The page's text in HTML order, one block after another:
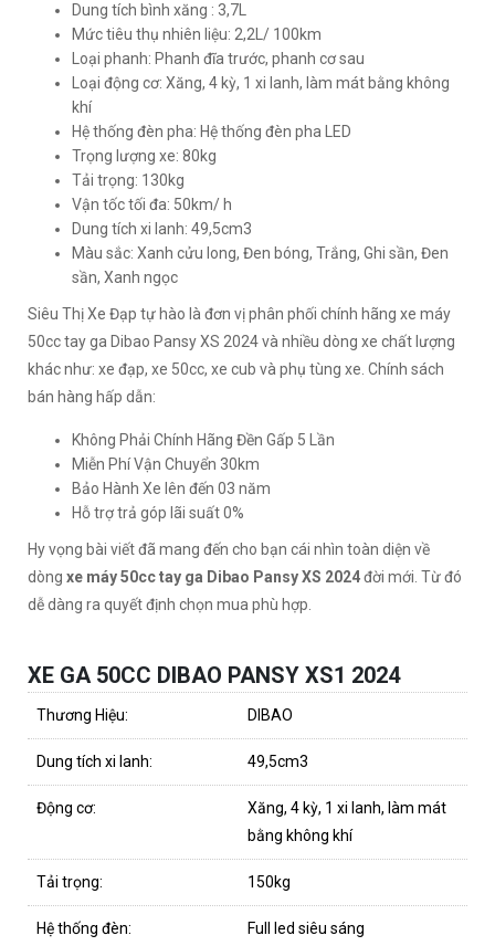
Dung tích bình xăng : 3,7L
Mức tiêu thụ nhiên liệu: 2,2L/ 100km
Loại phanh: Phanh đĩa trước, phanh cơ sau
Loại động cơ: Xăng, 4 kỳ, 1 xi lanh, làm mát bằng không
khí
Hệ thống đèn pha: Hệ thống đèn pha LED
Trọng lượng xe: 80kg
Tải trọng: 130kg
Vận tốc tối đa: 50km/ h
Dung tích xi lanh: 49,5cm3
Màu sắc: Xanh cửu long, Đen bóng, Trắng, Ghi sần, Đen
sần, Xanh ngọc
Siêu Thị Xe Đạp tự hào là đơn vị phân phối chính hãng xe máy
50cc tay ga Dibao Pansy XS 2024 và nhiều dòng xe chất lượng
khác như: xe đạp, xe 50cc, xe cub và phụ tùng xe. Chính sách
bán hàng hấp dẫn:
Không Phải Chính Hãng Đền Gấp 5 Lần
Miễn Phí Vận Chuyển 30km
Bảo Hành Xe lên đến 03 năm
Hỗ trợ trả góp lãi suất 0%
Hy vọng bài viết đã mang đến cho bạn cái nhìn toàn diện về
dòng xe máy 50cc tay ga Dibao Pansy XS 2024đời mới. Từ đó
dễ dàng ra quyết định chọn mua phù hợp.
XE GA 50CC DIBAO PANSY XS1 2024
Thương Hiệu: DIBAO
Dung tích xi lanh: 49,5cm3
Động cơ:
Xăng, 4 kỳ, 1 xi lanh, làm mát
bằng không khí
Tải trọng: 150kg
Hệ thống đèn: Full led siêu sáng